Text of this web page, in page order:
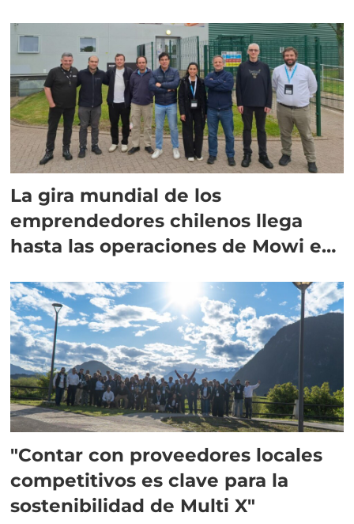
La gira mundial de los
emprendedores chilenos llega
hasta las operaciones de Mowi en
"Contar con proveedores locales
competitivos es clave para la
sostenibilidad de Multi X"